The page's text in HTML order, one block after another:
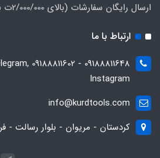
ارسال رایگان سفارشات (بالای 2/000/000ت به سراسر ایران)
ارتباط با ما
Telegram,
Instagram
info@kurdtools.com
کردستان - مریوان - بلوار رسالت -